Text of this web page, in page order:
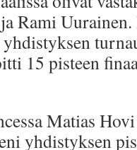
Rami
15 pisteen
Matias
yhdistyksen